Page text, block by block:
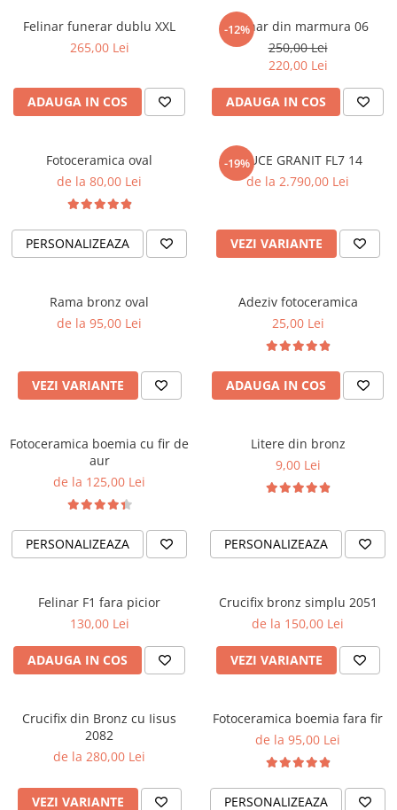
Placa memoriala
Placute ABS personalizate
marmura
Felinar funerar dublu XXL
265,00 Lei
ADAUGA IN COS
-12%
Felinar din marmura 06
250,00 Lei
220,00 Lei
ADAUGA IN COS
Fotoceramica oval
de la 80,00 Lei
PERSONALIZEAZA
-19%
CRUCE GRANIT FL7 14
de la 2.790,00 Lei
VEZI VARIANTE
Rama bronz oval
de la 95,00 Lei
VEZI VARIANTE
Adeziv fotoceramica
25,00 Lei
ADAUGA IN COS
Fotoceramica boemia cu fir de
aur
de la 125,00 Lei
PERSONALIZEAZA
Litere din bronz
9,00 Lei
PERSONALIZEAZA
Felinar F1 fara picior
130,00 Lei
ADAUGA IN COS
Crucifix bronz simplu 2051
de la 150,00 Lei
VEZI VARIANTE
Crucifix din Bronz cu Iisus
2082
de la 280,00 Lei
VEZI VARIANTE
Fotoceramica boemia fara fir
de la 95,00 Lei
PERSONALIZEAZA